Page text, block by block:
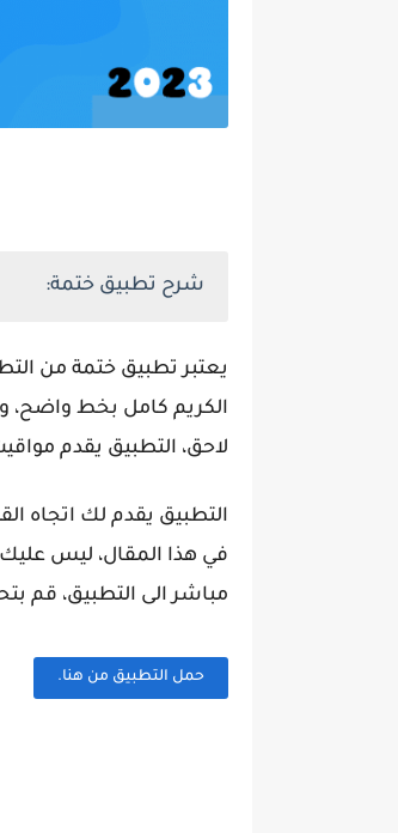
شرح تطبيق ختمة:
يعتبر تطبيق ختمة من
الكريم كامل بخط واضح،
لاحق، التطبيق يقدم
التطبيق يقدم لك اتجاه
في هذا المقال، ليس
مباشر الى التطبيق، قم
حمل التطبيق من هنا.